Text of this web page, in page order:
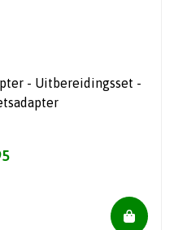
- Uitbereidingsset -